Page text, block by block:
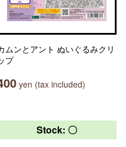
ムンとアント ぬいぐるみクリ
プ
yen (tax included)
Stock: 〇